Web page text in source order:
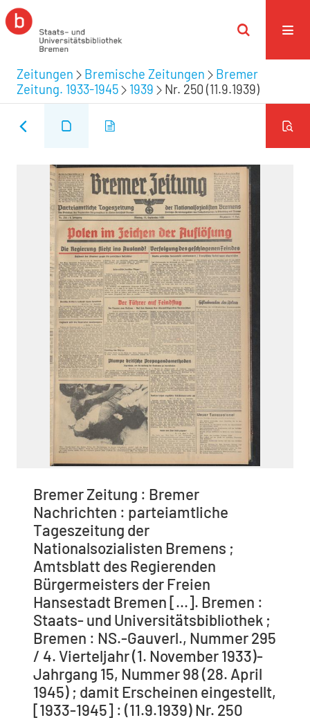
Zeitungen Bremische Zeitungen
Bremer
Zeitung. 1933-1945
1939 Nr. 250 (11.9.1939)
Bremer Zeitung : Bremer
Nachrichten : parteiamtliche
Tageszeitung der
Nationalsozialisten Bremens ;
Amtsblatt des Regierenden
Bürgermeisters der Freien
Hansestadt Bremen [...]. Bremen :
Staats- und Universitätsbibliothek ;
Bremen : NS.-Gauverl., Nummer 295
/ 4. Vierteljahr (1. November 1933)-
Jahrgang 15, Nummer 98 (28. April
1945) ; damit Erscheinen eingestellt,
[1933-1945] : (11.9.1939) Nr. 250